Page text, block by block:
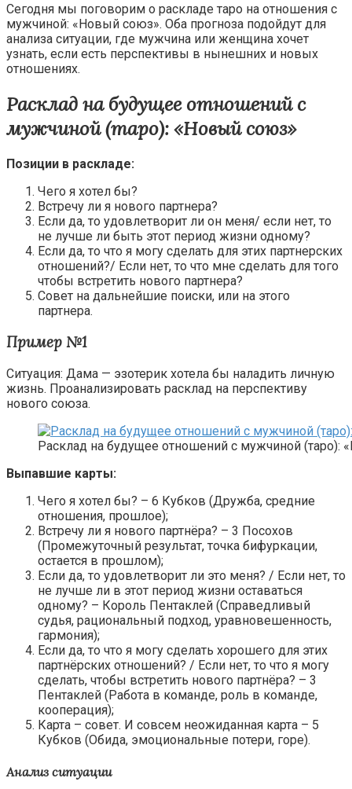
Сегодня мы поговорим о раскладе таро на отношения с
мужчиной: «Новый союз». Оба прогноза подойдут для
анализа ситуации, где мужчина или женщина хочет
узнать, если есть перспективы в нынешних и новых
отношениях.
Расклад на будущее отношений с
мужчиной (таро): «Новый союз»
Позиции в раскладе:
Чего я хотел бы?
Встречу ли я нового партнера?
Если да, то удовлетворит ли он меня/ если нет, то
не лучше ли быть этот период жизни одному?
Если да, то что я могу сделать для этих партнерских
отношений?/ Если нет, то что мне сделать для того
чтобы встретить нового партнера?
Совет на дальнейшие поиски, или на этого
партнера.
Пример №1
Ситуация: Дама — эзотерик хотела бы наладить личную
жизнь. Проанализировать расклад на перспективу
нового союза.
Расклад на будущее отношений с мужчиной (таро):
Выпавшие карты:
Чего я хотел бы? – 6 Кубков (Дружба, средние
отношения, прошлое);
Встречу ли я нового партнёра? – 3 Посохов
(Промежуточный результат, точка бифуркации,
остается в прошлом);
Если да, то удовлетворит ли это меня? / Если нет, то
не лучше ли в этот период жизни оставаться
одному? – Король Пентаклей (Справедливый
судья, рациональный подход, уравновешенность,
гармония);
Если да, то что я могу сделать хорошего для этих
партнёрских отношений? / Если нет, то что я могу
сделать, чтобы встретить нового партнёра? – 3
Пентаклей (Работа в команде, роль в команде,
кооперация);
Карта – совет. И совсем неожиданная карта – 5
Кубков (Обида, эмоциональные потери, горе).
Анализ ситуации